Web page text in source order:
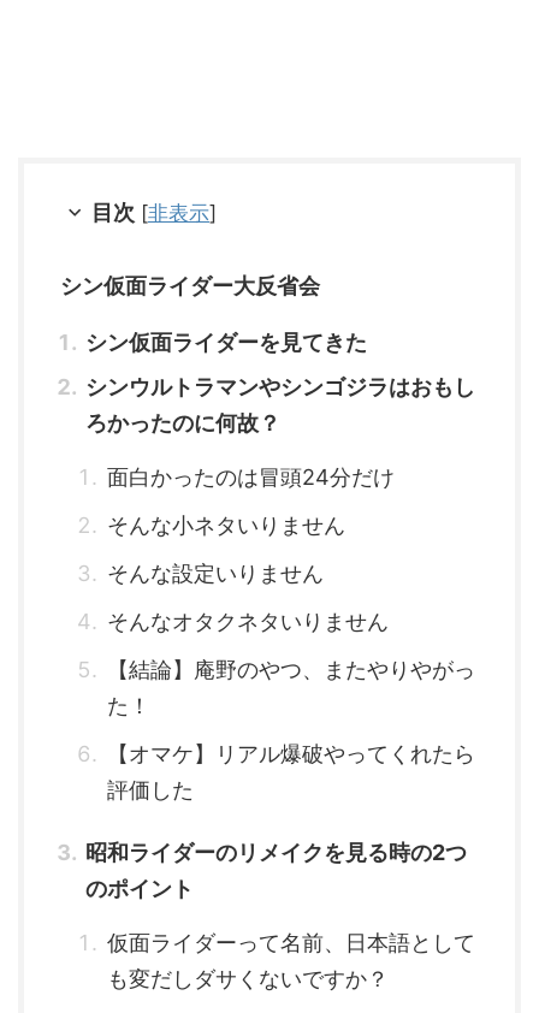
目次 [非表示]
シン仮面ライダー大反省会
シン仮面ライダーを見てきた
シンウルトラマンやシンゴジラはおもし
ろかったのに何故？
面白かったのは冒頭24分だけ
そんな小ネタいりません
そんな設定いりません
そんなオタクネタいりません
【結論】庵野のやつ、またやりやがっ
た！
【オマケ】リアル爆破やってくれたら
評価した
昭和ライダーのリメイクを見る時の2つ
のポイント
仮面ライダーって名前、日本語として
も変だしダサくないですか？